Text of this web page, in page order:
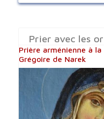
Prier avec les
Prière arménienne à
Grégoire de Narek